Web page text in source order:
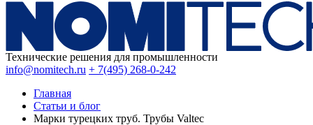
Технические решения для промышленности
info@nomitech.ru + 7(495) 268-0-242
Главная
Статьи и блог
Марки турецких труб. Трубы Valtec